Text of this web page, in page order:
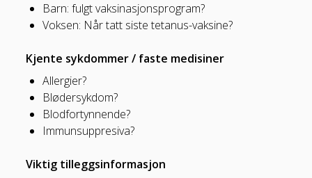
Barn: fulgt vaksinasjonsprogram?
Voksen: Når tatt siste tetanus-vaksine?
Kjente sykdommer / faste medisiner
Allergier?
Blødersykdom?
Blodfortynnende?
Immunsuppresiva?
Viktig tilleggsinformasjon